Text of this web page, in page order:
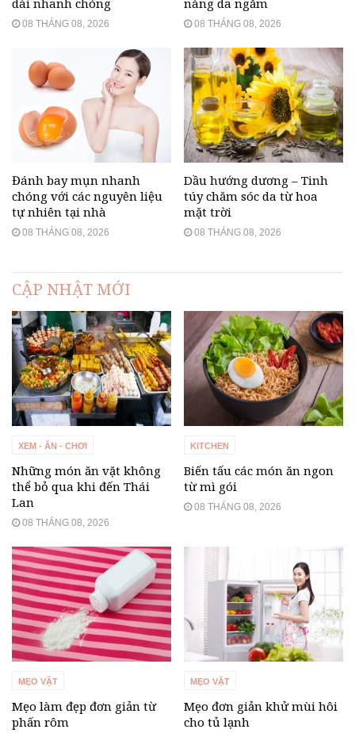
dài nhanh chóng
08 THÁNG 08, 2026
nàng da ngăm
08 THÁNG 08, 2026
Đánh bay mụn nhanh
chóng với các nguyên liệu
tự nhiên tại nhà
08 THÁNG 08, 2026
Dầu hướng dương – Tinh
túy chăm sóc da từ hoa
mặt trời
08 THÁNG 08, 2026
CẬP NHẬT MỚI
XEM - ĂN - CHƠI
Những món ăn vặt không
thể bỏ qua khi đến Thái
Lan
08 THÁNG 08, 2026
KITCHEN
Biến tấu các món ăn ngon
từ mì gói
08 THÁNG 08, 2026
MẸO VẶT
Mẹo làm đẹp đơn giản từ
phấn rôm
MẸO VẶT
Mẹo đơn giản khử mùi hôi
cho tủ lạnh